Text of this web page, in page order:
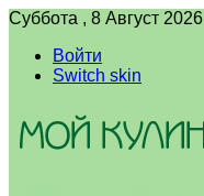
Суббота , 8 Август 2026
Войти
Switch skin